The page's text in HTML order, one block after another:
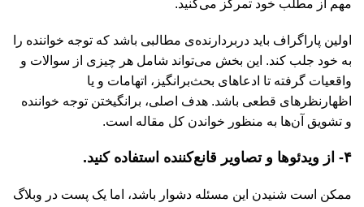
مهم از مطلب خود تمرکز می‌کنید.
اولین پاراگراف باید دربردارنده‌ی مطالبی باشد که توجه خواننده را
به خود جلب کند. این بخش می‌تواند شامل هر چیزی از سوالات و
واقعیات گرفته تا ادعاهای بحث‌برانگیز، اتهامات و یا
اظهارنظرهای قطعی باشد. هدف اصلی، برانگیختن توجه خواننده
و تشویق آن‌ها به منظور خواندن کل مقاله است.
۴- از ویدئوها و تصاویر قانع‌کننده استفاده کنید.
ممکن است شنیدن این مسئله دشوار باشد، اما یک پست در وبلاگ